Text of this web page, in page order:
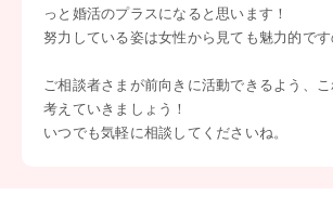
っと婚活のプラスになると思います！
努力している姿は女性から見ても魅力的です
ご相談者さまが前向きに活動できるよう、
考えていきましょう！
いつでも気軽に相談してくださいね。